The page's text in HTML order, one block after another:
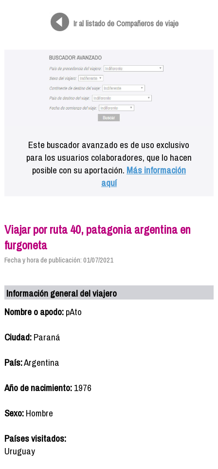
Ir al listado de Compañeros de viaje
Este buscador avanzado es de uso exclusivo
para los usuarios colaboradores, que lo hacen
posible con su aportación. Más información
aquí
Viajar por ruta 40, patagonia argentina en
furgoneta
Fecha y hora de publicación: 01/07/2021
Información general del viajero
Nombre o apodo:pAto
Ciudad:Paraná
País:Argentina
Año de nacimiento:1976
Sexo:Hombre
Países visitados:
Uruguay